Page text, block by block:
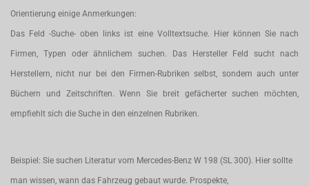
Orientierung einige Anmerkungen:
Das Feld -Suche- oben links ist eine Volltextsuche. Hier können Sie nach
Firmen, Typen oder ähnlichem suchen. Das Hersteller Feld sucht nach
Herstellern, nicht nur bei den Firmen-Rubriken selbst, sondern auch unter
Büchern und Zeitschriften. Wenn Sie breit gefächerter suchen möchten,
empfiehlt sich die Suche in den einzelnen Rubriken.
Beispiel: Sie suchen Literatur vom Mercedes-Benz W 198 (SL 300). Hier sollte
man wissen, wann das Fahrzeug gebaut wurde. Prospekte,